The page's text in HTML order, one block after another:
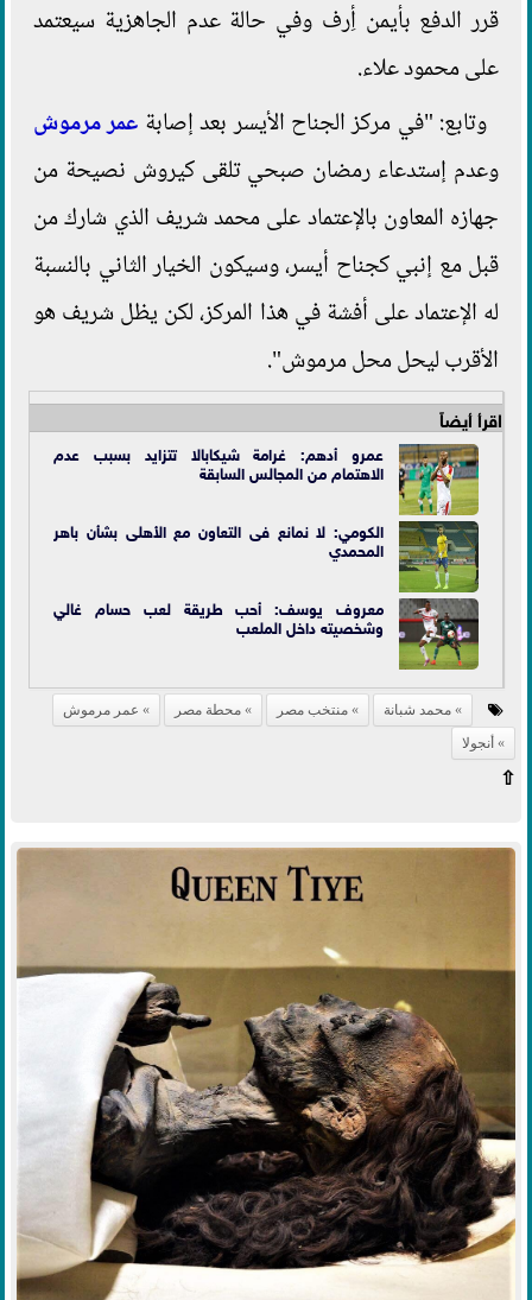
قرر الدفع بأيمن أِرف وفي حالة عدم الجاهزية سيعتمد
على محمود علاء.
وتابع: "في مركز الجناح الأيسر بعد إصابة عمر مرموش
وعدم إستدعاء رمضان صبحي تلقى كيروش نصيحة من
جهازه المعاون بالإعتماد على محمد شريف الذي شارك من
قبل مع إنبي كجناح أيسر، وسيكون الخيار الثاني بالنسبة
له الإعتماد على أفشة في هذا المركز، لكن يظل شريف هو
الأقرب ليحل محل مرموش".
اقرأ أيضاً
عمرو أدهم: غرامة شيكابالا تتزايد بسبب عدم
الاهتمام من المجالس السابقة
الكومي: لا نمانع فى التعاون مع الأهلى بشأن باهر
المحمدي
معروف يوسف: أحب طريقة لعب حسام غالي
وشخصيته داخل الملعب
محمد شبانة منتخب مصر محطة مصر
عمر مرموش
أنجولا
⇧